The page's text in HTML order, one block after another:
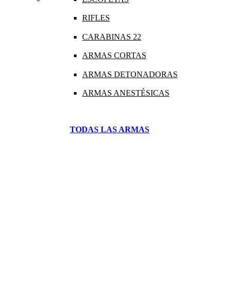
RIFLES
CARABINAS 22
ARMAS CORTAS
ARMAS DETONADORAS
ARMAS ANESTÉSICAS
TODAS LAS ARMAS